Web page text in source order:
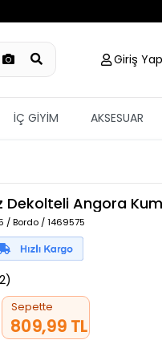
Giriş Yap
İÇ GİYİM AKSESUAR
Dekolteli Angora
/ Bordo / 1469575
Sepette
809,99 TL